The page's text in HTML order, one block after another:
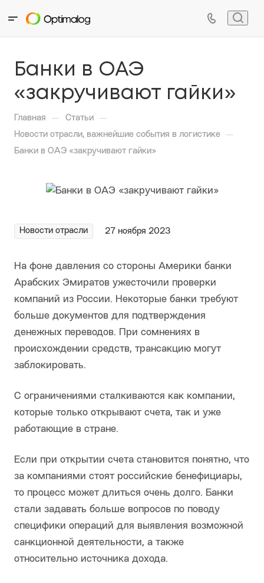
Банки в ОАЭ
«закручивают гайки»
Главная — Статьи —
Новости отрасли, важнейшие события в логистике —
Банки в ОАЭ «закручивают гайки»
Новости отрасли 27 ноября 2023
На фоне давления со стороны Америки банки
Арабских Эмиратов ужесточили проверки
компаний из России. Некоторые банки требуют
больше документов для подтверждения
денежных переводов. При сомнениях в
происхождении средств, трансакцию могут
заблокировать.
С ограничениями сталкиваются как компании,
которые только открывают счета, так и уже
работающие в стране.
Если при открытии счета становится понятно, что
за компаниями стоят российские бенефициары,
то процесс может длиться очень долго. Банки
стали задавать больше вопросов по поводу
специфики операций для выявления возможной
санкционной деятельности, а также
относительно источника дохода.